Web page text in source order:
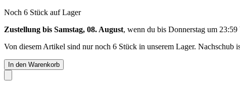
Noch 6 Stück auf Lager
Zustellung bis Samstag, 08. August, wenn du bis Donnerstag um 23:59
Von diesem Artikel sind nur noch 6 Stück in unserem Lager. Nachschub
In den Warenkorb